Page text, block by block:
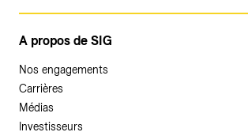
A propos de SIG
Nos engagements
Carrières
Médias
Investisseurs